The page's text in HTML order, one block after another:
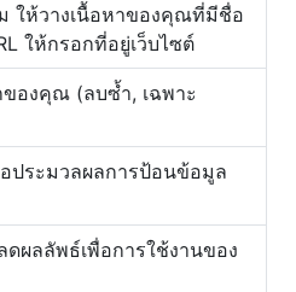
ให้วางเนื้อหาของคุณที่มีชื่อ
ให้กรอกที่อยู่เว็บไซต์
ของคุณ (ลบซ้ำ, เฉพาะ
ประมวลผลการป้อนข้อมูล
ผลลัพธ์เพื่อการใช้งานของ